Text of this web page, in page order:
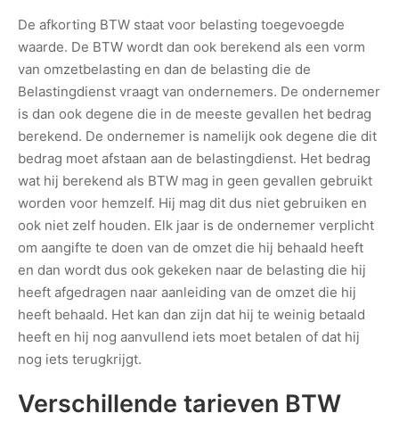
De afkorting BTW staat voor belasting toegevoegde
waarde. De BTW wordt dan ook berekend als een vorm
van omzetbelasting en dan de belasting die de
Belastingdienst vraagt van ondernemers. De ondernemer
is dan ook degene die in de meeste gevallen het bedrag
berekend. De ondernemer is namelijk ook degene die dit
bedrag moet afstaan aan de belastingdienst. Het bedrag
wat hij berekend als BTW mag in geen gevallen gebruikt
worden voor hemzelf. Hij mag dit dus niet gebruiken en
ook niet zelf houden. Elk jaar is de ondernemer verplicht
om aangifte te doen van de omzet die hij behaald heeft
en dan wordt dus ook gekeken naar de belasting die hij
heeft afgedragen naar aanleiding van de omzet die hij
heeft behaald. Het kan dan zijn dat hij te weinig betaald
heeft en hij nog aanvullend iets moet betalen of dat hij
nog iets terugkrijgt.
Verschillende tarieven BTW